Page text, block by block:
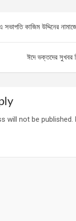
সভাপতি কাজিম উদ্দিনের
ঈদে ভক্তদের সুখবর
will not be published.